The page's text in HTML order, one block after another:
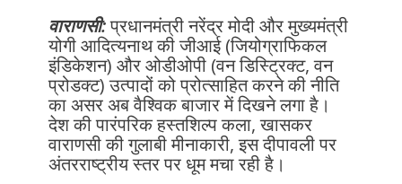
वाराणसी:प्रधानमंत्री नरेंद्र मोदी और मुख्यमंत्री
योगी आदित्यनाथ की जीआई (जियोग्राफिकल
इंडिकेशन) और ओडीओपी (वन डिस्ट्रिक्ट, वन
प्रोडक्ट) उत्पादों को प्रोत्साहित करने की नीति
का असर अब वैश्विक बाजार में दिखने लगा है।
देश की पारंपरिक हस्तशिल्प कला, खासकर
वाराणसी की गुलाबी मीनाकारी, इस दीपावली पर
अंतरराष्ट्रीय स्तर पर धूम मचा रही है।